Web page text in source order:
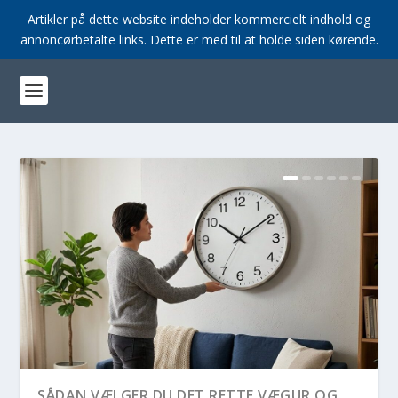
Artikler på dette website indeholder kommercielt indhold og
annoncørbetalte links. Dette er med til at holde siden kørende.